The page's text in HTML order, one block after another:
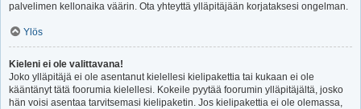
palvelimen kellonaika väärin. Ota yhteyttä ylläpitäjään korjataksesi ongelman.
Ylös
Kieleni ei ole valittavana!
Joko ylläpitäjä ei ole asentanut kielellesi kielipakettia tai kukaan ei ole
kääntänyt tätä foorumia kielellesi. Kokeile pyytää foorumin ylläpitäjältä, josko
hän voisi asentaa tarvitsemasi kielipaketin. Jos kielipakettia ei ole olemassa,